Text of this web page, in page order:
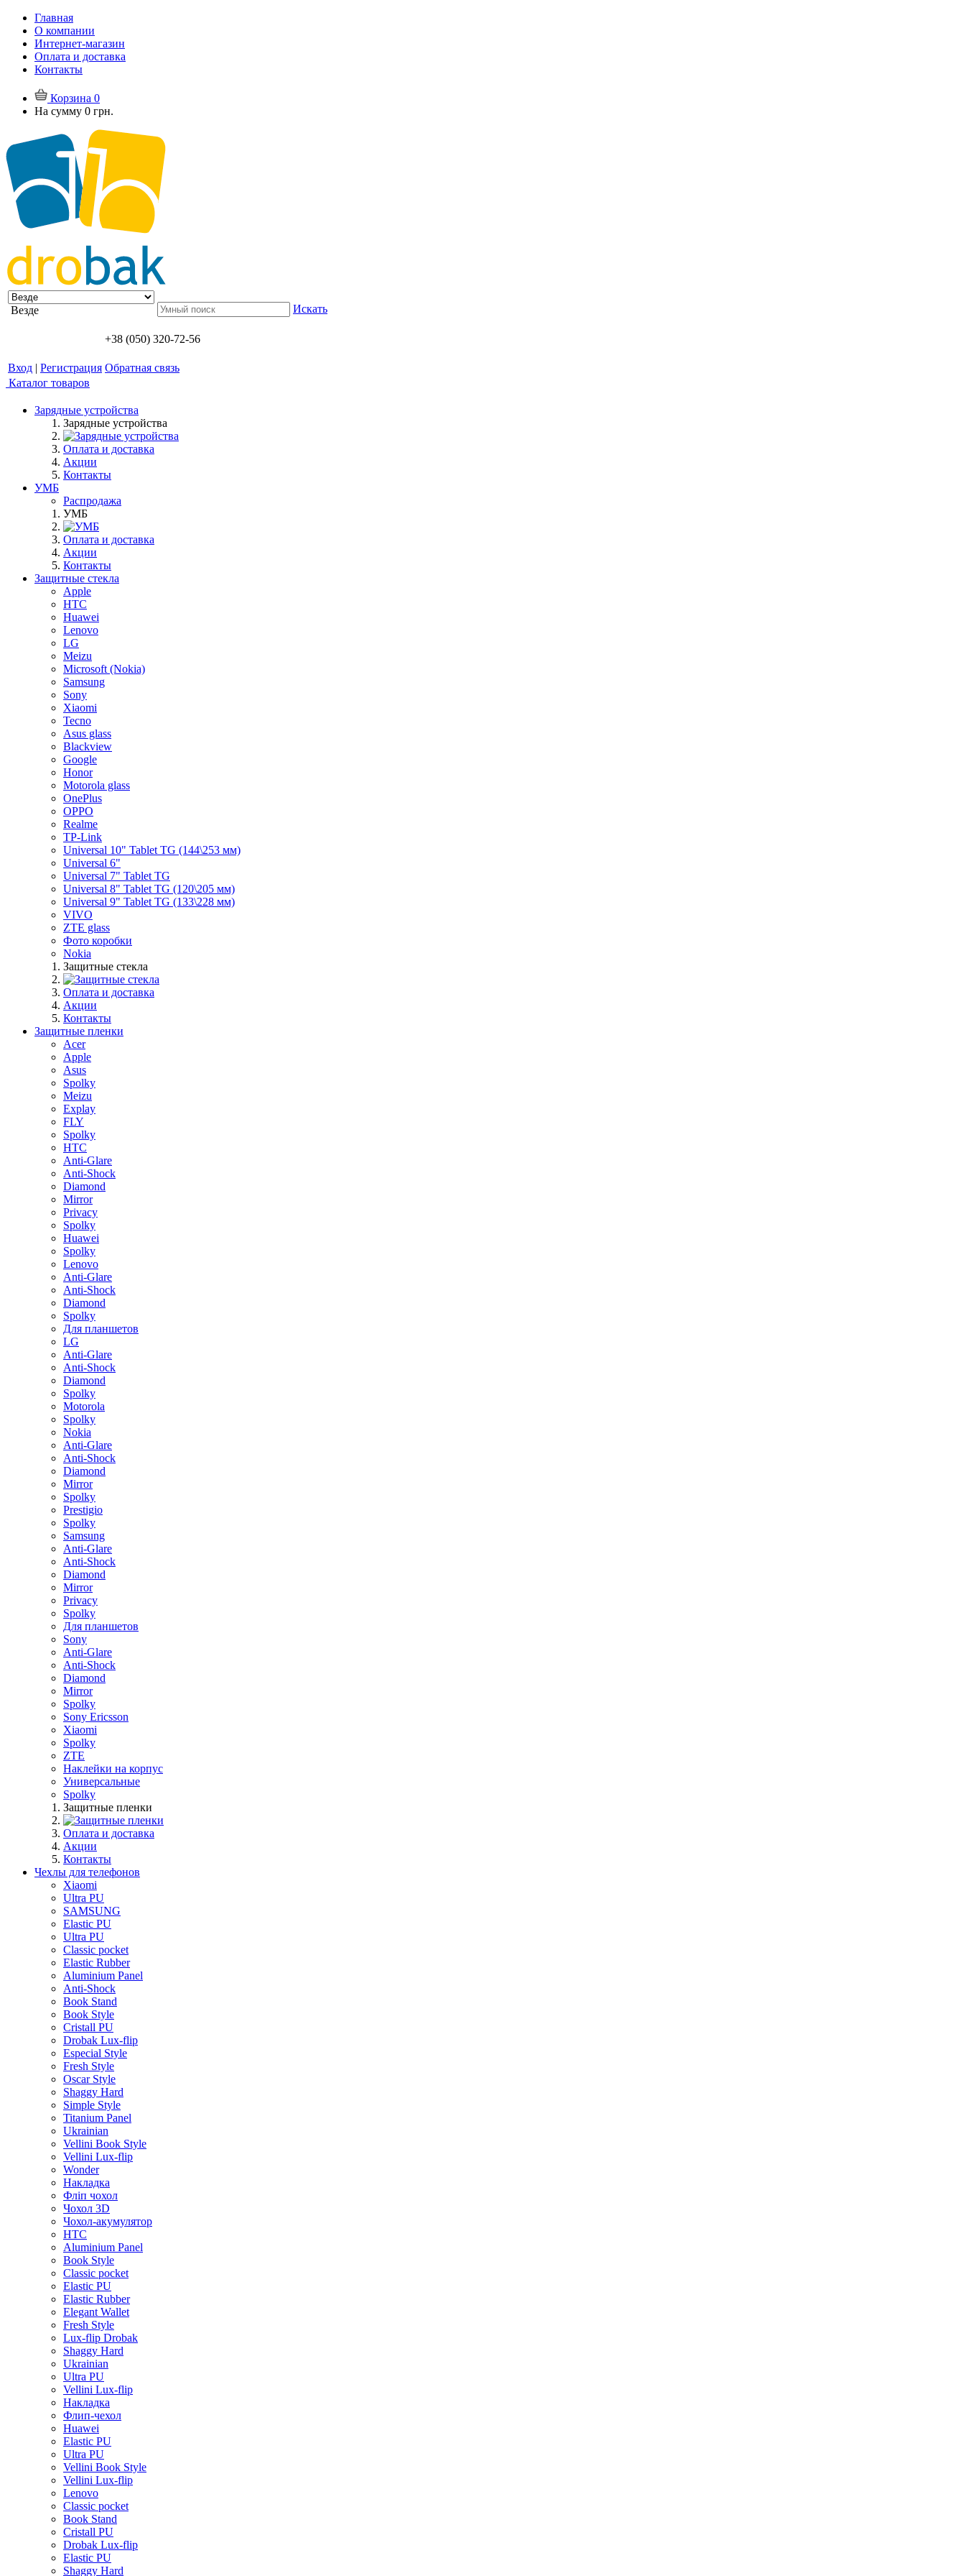
Главная
О компании
Интернет-магазин
Оплата и доставка
Контакты
Корзина 0
На сумму 0 грн.
Везде Искать
+38 (050) 320-72-56
Вход | Регистрация Обратная связь
Каталог товаров
Зарядные устройства
Зарядные устройства
Оплата и доставка
Акции
Контакты
УМБ
Распродажа
УМБ
Оплата и доставка
Акции
Контакты
Защитные стекла
Apple
HTC
Huawei
Lenovo
LG
Meizu
Microsoft (Nokia)
Samsung
Sony
Xiaomi
Tecno
Asus glass
Blackview
Google
Honor
Motorola glass
OnePlus
OPPO
Realme
TP-Link
Universal 10" Tablet TG (144\253 мм)
Universal 6"
Universal 7" Tablet TG
Universal 8" Tablet TG (120\205 мм)
Universal 9" Tablet TG (133\228 мм)
VIVO
ZTE glass
Фото коробки
Nokia
Защитные стекла
Оплата и доставка
Акции
Контакты
Защитные пленки
Acer
Apple
Asus
Spolky
Meizu
Explay
FLY
Spolky
HTC
Anti-Glare
Anti-Shock
Diamond
Mirror
Privacy
Spolky
Huawei
Spolky
Lenovo
Anti-Glare
Anti-Shock
Diamond
Spolky
Для планшетов
LG
Anti-Glare
Anti-Shock
Diamond
Spolky
Motorola
Spolky
Nokia
Anti-Glare
Anti-Shock
Diamond
Mirror
Spolky
Prestigio
Spolky
Samsung
Anti-Glare
Anti-Shock
Diamond
Mirror
Privacy
Spolky
Для планшетов
Sony
Anti-Glare
Anti-Shock
Diamond
Mirror
Spolky
Sony Ericsson
Xiaomi
Spolky
ZTE
Наклейки на корпус
Универсальные
Spolky
Защитные пленки
Оплата и доставка
Акции
Контакты
Чехлы для телефонов
Xiaomi
Ultra PU
SAMSUNG
Elastic PU
Ultra PU
Classic pocket
Elastic Rubber
Aluminium Panel
Anti-Shock
Book Stand
Book Style
Cristall PU
Drobak Lux-flip
Especial Style
Fresh Style
Oscar Style
Shaggy Hard
Simple Style
Titanium Panel
Ukrainian
Vellini Book Style
Vellini Lux-flip
Wonder
Накладка
Фліп чохол
Чохол 3D
Чохол-акумулятор
HTC
Aluminium Panel
Book Style
Classic pocket
Elastic PU
Elastic Rubber
Elegant Wallet
Fresh Style
Lux-flip Drobak
Shaggy Hard
Ukrainian
Ultra PU
Vellini Lux-flip
Накладка
Флип-чехол
Huawei
Elastic PU
Ultra PU
Vellini Book Style
Vellini Lux-flip
Lenovo
Classic pocket
Book Stand
Cristall PU
Drobak Lux-flip
Elastic PU
Shaggy Hard